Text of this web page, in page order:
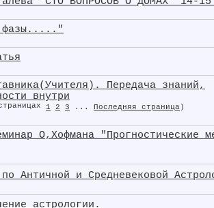
фазы....."
Передача знаний,
внутри
1 2 3 ... Последняя страница)
О,Хофмана "Прогностические
Античной и Средневековой
астрологии.